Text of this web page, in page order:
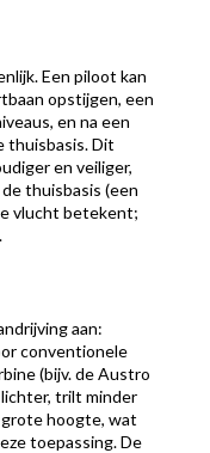
Een piloot kan
opstijgen, een
en na een
thuisbasis. Dit
en veiliger,
thuisbasis (een
vlucht betekent;
aan:
conventionele
(bijv. de Austro
trilt minder
hoogte, wat
toepassing. De